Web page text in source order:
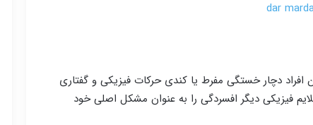
دچار خستگی مفرط یا کندی حرکات فیزیکی و گفتاری
فیزیکی دیگر افسردگی را به عنوان مشکل اصلی خود